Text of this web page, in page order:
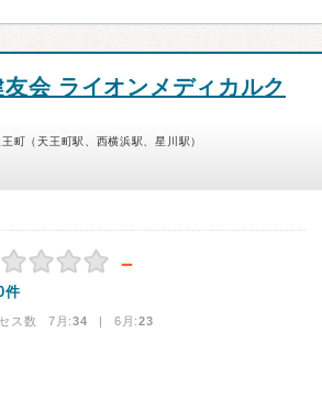
会 ライオンメディカルク
町（天王町駅、西横浜駅、星川駅）
－
件
ス数 7月:34 | 6月:23